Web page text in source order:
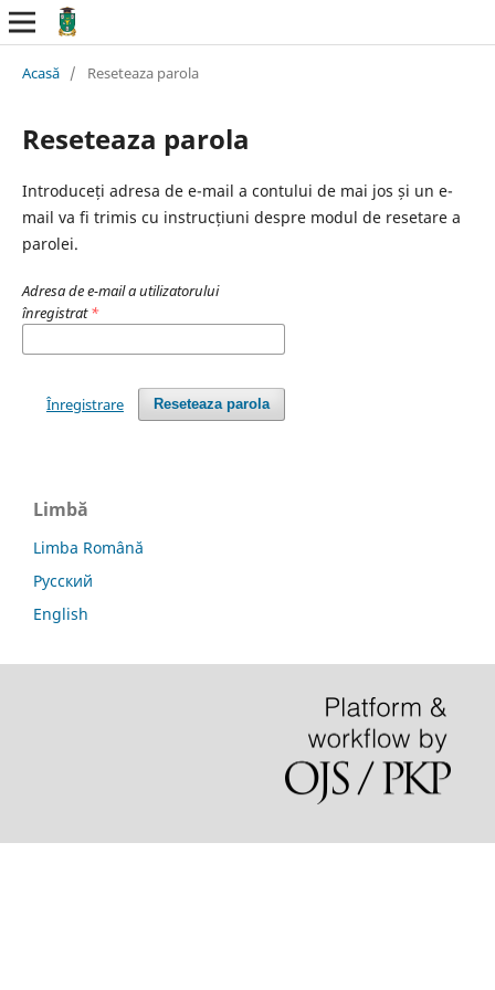
Acasă / Reseteaza parola
Reseteaza parola
Introduceți adresa de e-mail a contului de mai jos și un e-
mail va fi trimis cu instrucțiuni despre modul de resetare a
parolei.
Adresa de e-mail a utilizatorului
înregistrat*
Reseteaza parola
Înregistrare
Limbă
Limba Română
Русский
English